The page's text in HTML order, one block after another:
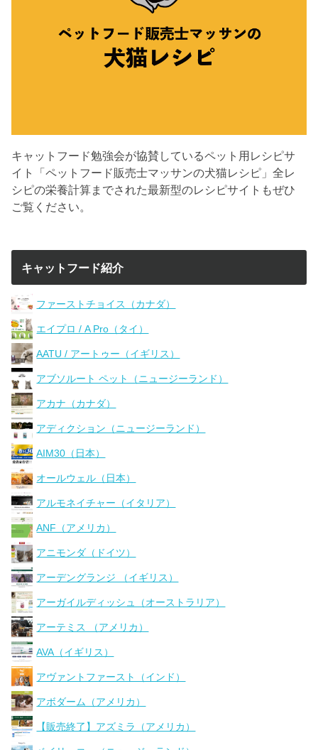
キャットフード勉強会が協賛しているペット用レシピサ
イト「ペットフード販売士マッサンの犬猫レシピ」全レ
シピの栄養計算までされた最新型のレシピサイトもぜひ
ご覧ください。
キャットフード紹介
ファーストチョイス（カナダ）
エイプロ / A Pro（タイ）
AATU / アートゥー（イギリス）
アブソルート ペット（ニュージーランド）
アカナ（カナダ）
アディクション（ニュージーランド）
AIM30（日本）
オールウェル（日本）
アルモネイチャー（イタリア）
ANF（アメリカ）
アニモンダ（ドイツ）
アーデングランジ （イギリス）
アーガイルディッシュ（オーストラリア）
アーテミス （アメリカ）
AVA（イギリス）
アヴァントファースト（インド）
アボダーム（アメリカ）
【販売終了】アズミラ（アメリカ）